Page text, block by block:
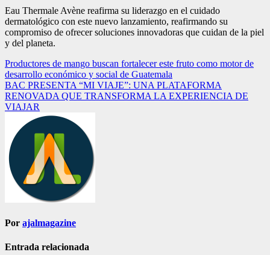
Eau Thermale Avène reafirma su liderazgo en el cuidado
dermatológico con este nuevo lanzamiento, reafirmando su
compromiso de ofrecer soluciones innovadoras que cuidan de la piel
y del planeta.
Navegación
de
entradas
Productores de mango buscan fortalecer este fruto como motor de
desarrollo económico y social de Guatemala
BAC PRESENTA “MI VIAJE”: UNA PLATAFORMA
RENOVADA QUE TRANSFORMA LA EXPERIENCIA DE
VIAJAR
Por ajalmagazine
Entrada relacionada